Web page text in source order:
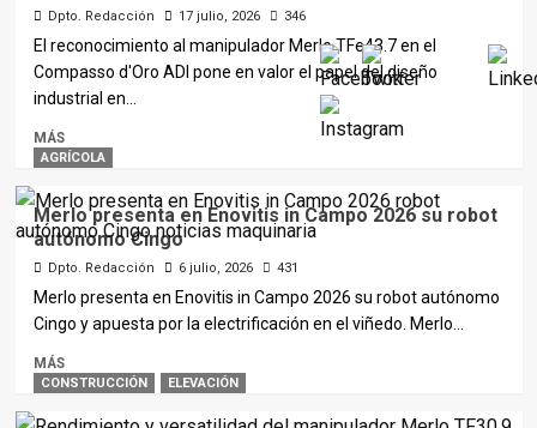
Dpto. Redacción 17 julio, 2026 346
El reconocimiento al manipulador Merlo TFe43.7 en el
Compasso d'Oro ADI pone en valor el papel del diseño
industrial en...
MÁS
AGRÍCOLA
Merlo presenta en Enovitis in Campo 2026 su robot
autónomo Cingo
Dpto. Redacción 6 julio, 2026 431
Merlo presenta en Enovitis in Campo 2026 su robot autónomo
Cingo y apuesta por la electrificación en el viñedo. Merlo...
MÁS
CONSTRUCCIÓN ELEVACIÓN